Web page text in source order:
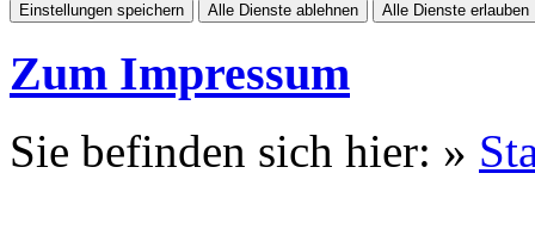
Einstellungen speichern Alle Dienste ablehnen Alle Dienste erlauben
Zum Impressum
Sie befinden sich hier: »